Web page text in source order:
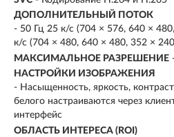
ДОПОЛНИТЕЛЬНЫЙ ПОТОК
- 50 Гц 25 к/с (704 × 576, 640 ×
к/с (704 × 480, 640 × 480, 352 ×
МАКСИМАЛЬНОЕ РАЗРЕШЕНИЕ
НАСТРОЙКИ ИЗОБРАЖЕНИЯ
- Насыщенность, яркость,
белого настраиваются через
интерфейс
ОБЛАСТЬ ИНТЕРЕСА (ROI)